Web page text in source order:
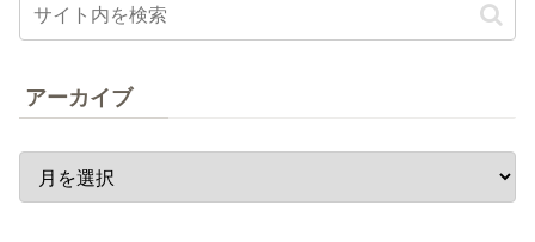
アーカイブ